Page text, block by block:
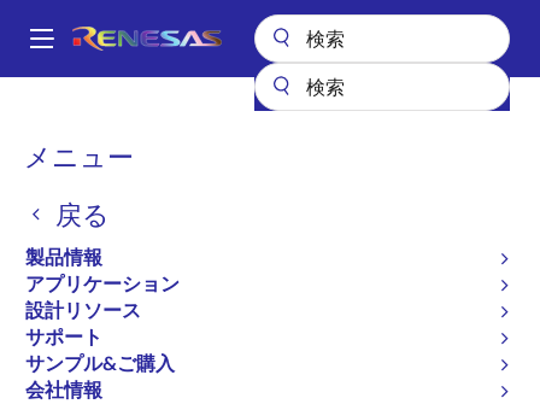
ン
Main
メニュー
戻る
製品情報
アプリケーション
設計リソース
サポート
サンプル&ご購入
会社情報
パ
く
ず
マイクロコントローラとマイクロプロセッサ
RX23E-B
アクティブ
最大125kSPSの24ビットΔΣA/Dコンバ
ータを内蔵した32ビットマイクロコン
トローラ